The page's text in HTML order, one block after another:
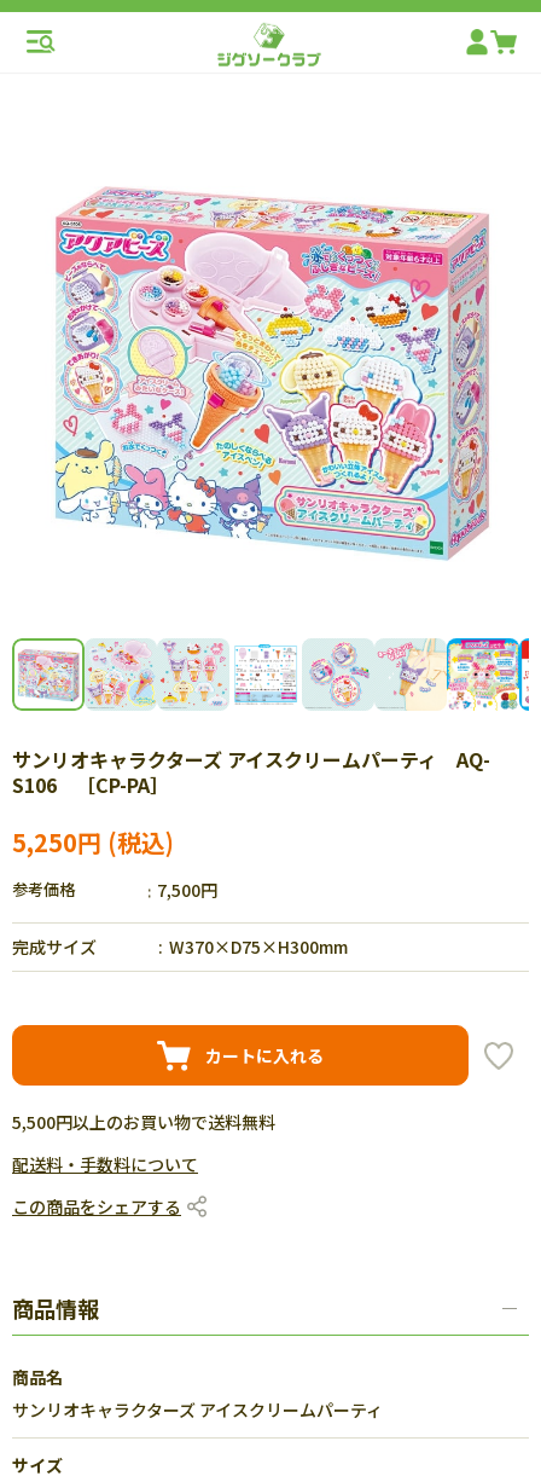
サンリオキャラクターズ アイスクリームパーティ AQ-
S106 ［CP-PA］
5,250円
参考価格 7,500円
完成サイズ W370×D75×H300mm
カートに入れる
5,500円以上のお買い物で送料無料
配送料・手数料について
この商品をシェアする
商品情報
商品名
サンリオキャラクターズ アイスクリームパーティ
サイズ